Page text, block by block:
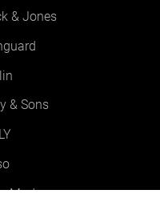
& Jones
& Sons
Moda